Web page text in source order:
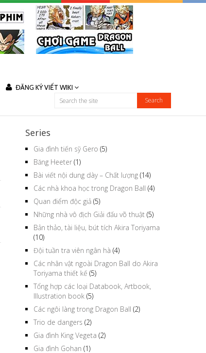
ĐĂNG KÝ VIẾT WIKI
Series
Gia đình tiến sỹ Gero (5)
Băng Heeter (1)
Bài viết nội dung dày – Chất lượng (14)
Các nhà khoa học trong Dragon Ball (4)
Quan điểm độc giả (5)
Những nhà vô địch Giải đấu võ thuật (5)
Bản thảo, tài liệu, bút tích Akira Toriyama
(10)
Đội tuần tra viên ngân hà (4)
Các nhân vật ngoài Dragon Ball do Akira
Toriyama thiết kế (5)
Tổng hợp các loại Databook, Artbook,
Illustration book (5)
Các ngôi làng trong Dragon Ball (2)
Trio de dangers (2)
Gia đình King Vegeta (2)
Gia đình Gohan (1)